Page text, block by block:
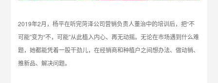
2019年2月，杨平在听完菏泽公司营销负责人董治中的培训后，把“不
可能”变为“不，可能”从此植入内心、再无动摇。无论在市场遇到什么难
题，她都能凭着一股干劲儿，在经销商和种植户之间想办法、做动销、
推新品、解决问题。